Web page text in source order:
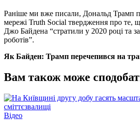
Раніше ми вже писали, Дональд Трамп
мережі Truth Social твердження про те,
Джо Байдена “стратили у 2020 році та
роботів”.
Як Байден: Трамп перечепився на
Вам також може
Опублікувати
Відео